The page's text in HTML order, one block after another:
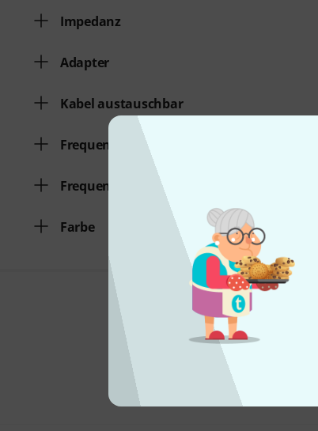
Impedanz
Adapter
Kabel austauschbar
Frequenzgang von
Frequenzgang bis
Farbe